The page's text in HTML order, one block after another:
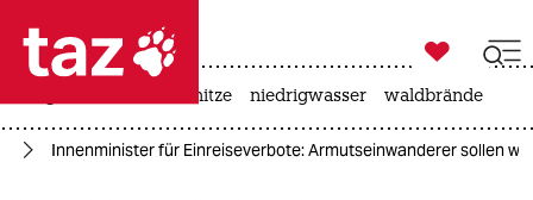
 taz zahl ich
taz zahl ich

taz zahl ich
hitze niedrigwasser waldbrände
Innenminister für Einreiseverbote: Armutseinwanderer sollen